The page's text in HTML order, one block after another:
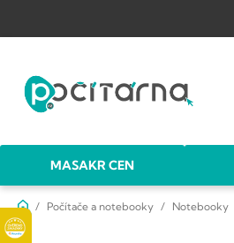
obsah
MASAKR CEN
DomůPočítače a notebooky Notebooky